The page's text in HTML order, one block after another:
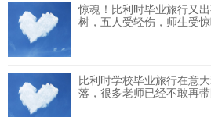
惊魂！比利时毕业旅行又
树，五人受轻伤，师生受
比利时学校毕业旅行在意
落，很多老师已经不敢再